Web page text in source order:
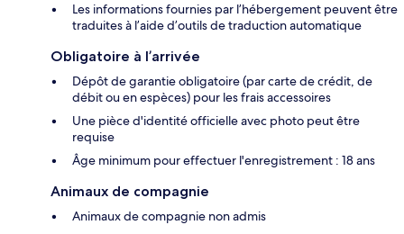
Les informations fournies par l’hébergement peuvent être
traduites à l’aide d’outils de traduction automatique
Obligatoire à l’arrivée
Dépôt de garantie obligatoire (par carte de crédit, de
débit ou en espèces) pour les frais accessoires
Une pièce d'identité officielle avec photo peut être
requise
Âge minimum pour effectuer l'enregistrement : 18 ans
Animaux de compagnie
Animaux de compagnie non admis